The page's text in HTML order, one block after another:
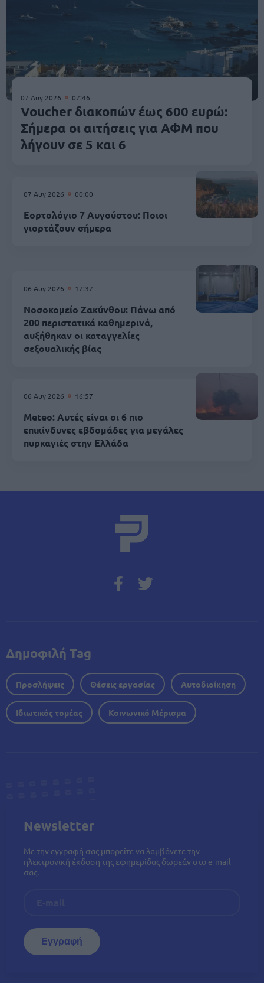
07 Αυγ 2026 07:46
Voucher διακοπών έως 600 ευρώ:
Σήμερα οι αιτήσεις για ΑΦΜ που
λήγουν σε 5 και 6
07 Αυγ 2026 00:00
Εορτολόγιο 7 Αυγούστου: Ποιοι
γιορτάζουν σήμερα
06 Αυγ 2026 17:37
Νοσοκομείο Ζακύνθου: Πάνω από
200 περιστατικά καθημερινά,
αυξήθηκαν οι καταγγελίες
σεξουαλικής βίας
06 Αυγ 2026 16:57
Meteo: Αυτές είναι οι 6 πιο
επικίνδυνες εβδομάδες για μεγάλες
πυρκαγιές στην Ελλάδα
Δημοφιλή Tag
Προσλήψεις Θέσεις εργασίας Αυτοδιοίκηση
Ιδιωτικός τομέας Κοινωνικό Μέρισμα
Newsletter
Με την εγγραφή σας μπορείτε να λαμβάνετε την
ηλεκτρονική έκδοση της εφημερίδας δωρεάν στο e-mail
σας.